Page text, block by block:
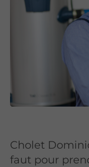
Cholet
faut pour